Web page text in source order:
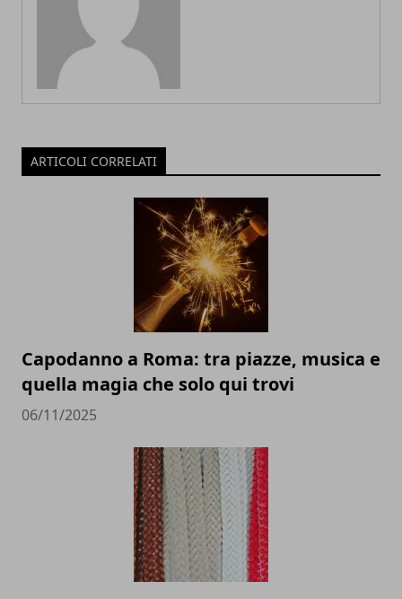
ARTICOLI CORRELATI
Capodanno a Roma: tra piazze, musica e
quella magia che solo qui trovi
06/11/2025